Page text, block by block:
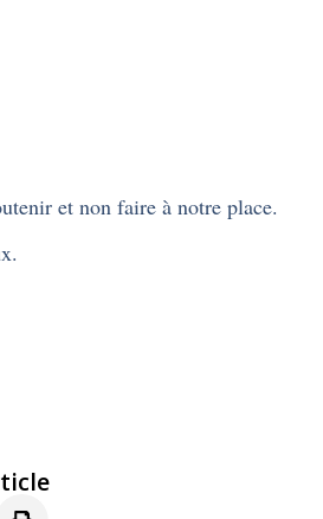
et non faire à notre place.